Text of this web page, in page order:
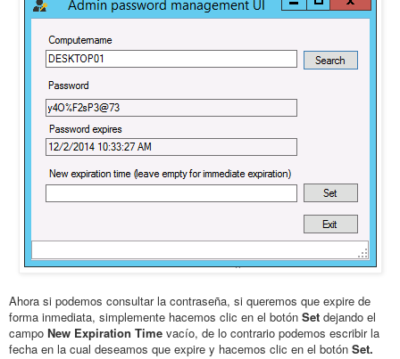
Ahora si podemos consultar la contraseña, si queremos que expire de
forma inmediata, simplemente hacemos clic en el botón Set dejando el
campo New Expiration Time vacío, de lo contrario podemos escribir la
fecha en la cual deseamos que expire y hacemos clic en el botón Set.